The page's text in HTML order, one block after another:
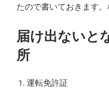
たので書いておきます。
届け出ないと
所
運転免許証